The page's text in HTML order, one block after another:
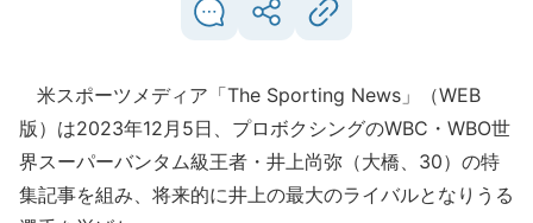
米スポーツメディア「The Sporting News」（WEB
版）は2023年12月5日、プロボクシングのWBC・WBO世
界スーパーバンタム級王者・井上尚弥（大橋、30）の特
集記事を組み、将来的に井上の最大のライバルとなりうる